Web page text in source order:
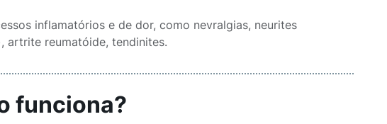
inflamatórios e de dor, como nevralgias, neurites
artrite reumatóide, tendinites.
funciona?